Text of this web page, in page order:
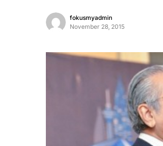
fokusmyadmin
November 28, 2015